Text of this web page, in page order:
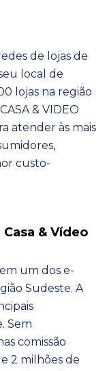
de lojas de
local de
lojas na região
CASA & VIDEO
atender às mais
custo-
& Vídeo
um dos e-
Sudeste. A
Sem
comissão
2 milhões de